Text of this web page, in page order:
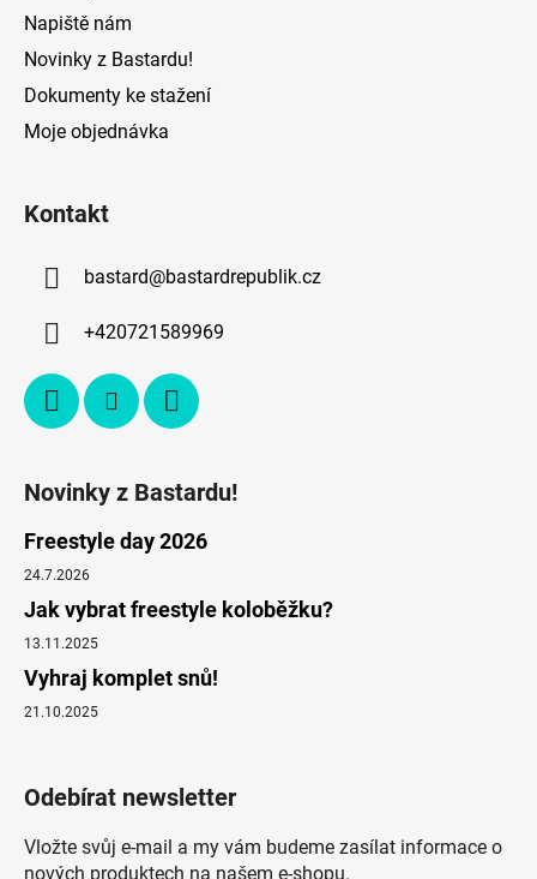
Napiště nám
Novinky z Bastardu!
Dokumenty ke stažení
Moje objednávka
Kontakt
bastard@bastardrepublik.cz
+420721589969
Novinky z Bastardu!
Freestyle day 2026
24.7.2026
Jak vybrat freestyle koloběžku?
13.11.2025
Vyhraj komplet snů!
21.10.2025
Odebírat newsletter
Vložte svůj e-mail a my vám budeme zasílat informace o
nových produktech na našem e-shopu.